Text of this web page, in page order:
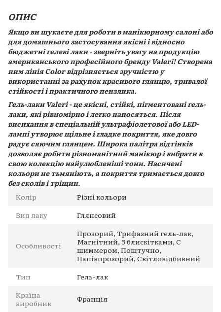
ОПИС
Якщо ви шукаєте для роботи в манікюрному салоні або
для домашнього застосування якісні і відносно
бюджетні гелеві лаки - зверніть увагу на продукцію
американського професійного бренду Valeri! Створена
ним лінія Color відрізняється зручністю у
використанні за рахунок красивого глянцю, тривалої
стійкості і практичного пензлика.
Гель-лаки Valeri - це якісні, стійкі, пігментовані гель-
лаки, які рівномірно і легко наносяться. Після
висихання в спеціальній ультрафіолетової або LED-
лампі утворює щільне і гладке покриття, яке довго
радує сяючим глянцем. Широка палітра відтінків
дозволяє робити різноманітний манікюр і вибрати в
свою колекцію найулюбленіші тони. Насичені
кольори не тьмяніють, а покриття тримається довго
без сколів і тріщин.
Колір
Різні кольори
Вид лаку
Глянсовий
Особливості
Прозорий, Трифазний гель-лак,
Магнітний, З блискітками, С
шиммером, Поштучно,
Напівпрозорий, Світловідбивний
Тип
Гель-лак
Країна
виробник
Франція